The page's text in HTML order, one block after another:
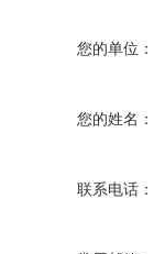
您的单位：
您的姓名：
联系电话：